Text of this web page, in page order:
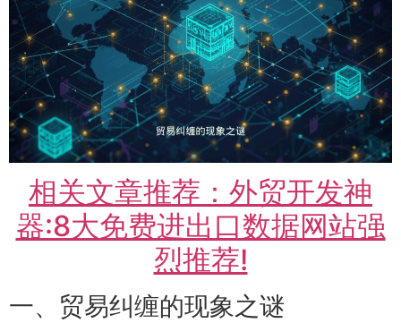
相关文章推荐：外贸开发神
器:8大免费进出口数据网站强
烈推荐!
一、贸易纠缠的现象之谜